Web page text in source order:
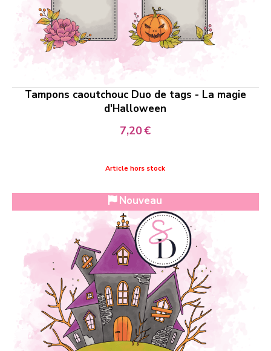
Tampons caoutchouc Duo de tags - La magie
d'Halloween
7,20€
Article hors stock
Nouveau